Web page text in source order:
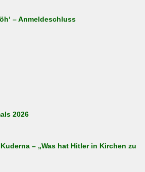
– Anmeldeschluss
2026
– „Was hat Hitler in Kirchen zu